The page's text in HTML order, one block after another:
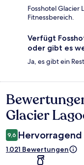
Fosshotel Glacier
Fitnessbereich.
Verfügt
oder gibt es
Ja, es gibt ein
Bewertungen
Glacier
9,6 Hervorragend
1.021 Bewertungen